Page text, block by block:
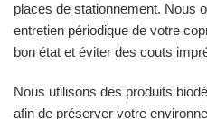
places de stationnement. Nous
entretien périodique de votre
bon état et éviter des couts
Nous utilisons des produits
afin de préserver votre